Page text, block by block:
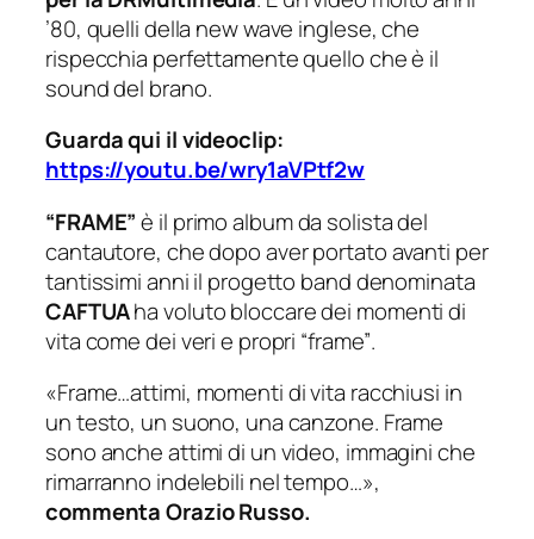
’80, quelli della new wave inglese, che
rispecchia perfettamente quello che è il
sound del brano.
Guarda qui il videoclip:
https://youtu.be/wry1aVPtf2w
“FRAME”è il primo album da solista del
cantautore, che dopo aver portato avanti per
tantissimi anni il progetto band denominata
CAFTUAha voluto bloccare dei momenti di
vita come dei veri e propri “frame”.
«Frame…attimi, momenti di vita racchiusi in
un testo, un suono, una canzone. Frame
sono anche attimi di un video, immagini che
rimarranno indelebili nel tempo…»,
commenta Orazio Russo.